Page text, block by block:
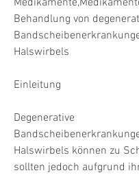
Behandlung von
Halswirbels
Einleitung
Degenerative
Halswirbels können zu
sollten jedoch aufgrund